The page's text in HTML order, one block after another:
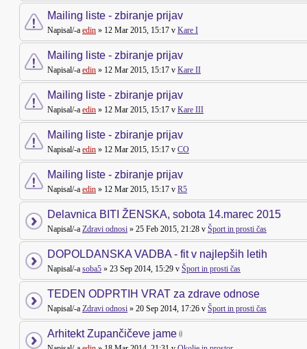
Mailing liste - zbiranje prijav
Napisal/-a edin » 12 Mar 2015, 15:17 v Kare I
Mailing liste - zbiranje prijav
Napisal/-a edin » 12 Mar 2015, 15:17 v Kare II
Mailing liste - zbiranje prijav
Napisal/-a edin » 12 Mar 2015, 15:17 v Kare III
Mailing liste - zbiranje prijav
Napisal/-a edin » 12 Mar 2015, 15:17 v CO
Mailing liste - zbiranje prijav
Napisal/-a edin » 12 Mar 2015, 15:17 v R5
Delavnica BITI ŽENSKA, sobota 14.marec 2015
Napisal/-a Zdravi odnosi » 25 Feb 2015, 21:28 v Šport in prosti čas
DOPOLDANSKA VADBA - fit v najlepših letih
Napisal/-a soba5 » 23 Sep 2014, 15:29 v Šport in prosti čas
TEDEN ODPRTIH VRAT za zdrave odnose
Napisal/-a Zdravi odnosi » 20 Sep 2014, 17:26 v Šport in prosti čas
Arhitekt Zupančičeve jame